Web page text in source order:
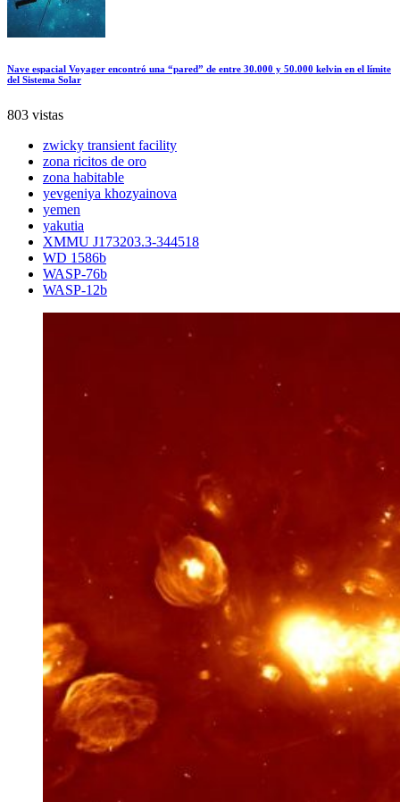
Nave espacial Voyager encontró una “pared” de entre 30.000 y 50.000 kelvin en el límite
del Sistema Solar
803 vistas
zwicky transient facility
zona ricitos de oro
zona habitable
yevgeniya khozyainova
yemen
yakutia
XMMU J173203.3-344518
WD 1586b
WASP-76b
WASP-12b